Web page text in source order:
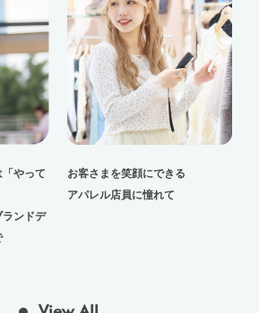
やって
ランドデ
お客さまを笑顔にできる
アパレル店員に憧れて